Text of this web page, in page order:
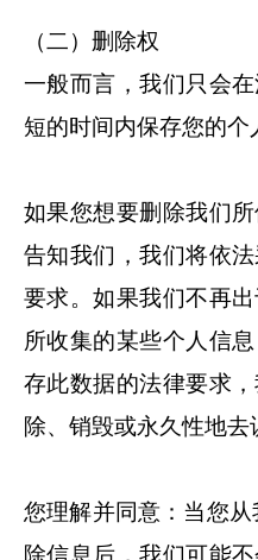
（二）删除权
一般而言，我们只会
短的时间内保存您的个
如果您想要删除我们
告知我们，我们将依
要求。如果我们不再
所收集的某些个人信
存此数据的法律要求
除、销毁或永久性地去
您理解并同意：当您
除信息后，我们可能